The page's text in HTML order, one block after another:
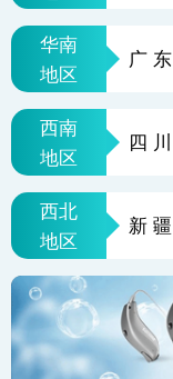
华南
广东
地区
西南
四川
地区
西北
新疆
地区